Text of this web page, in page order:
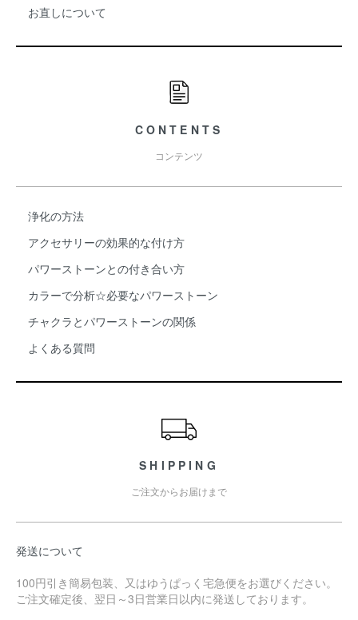
お直しについて
CONTENTS
コンテンツ
浄化の方法
アクセサリーの効果的な付け方
パワーストーンとの付き合い方
カラーで分析☆必要なパワーストーン
チャクラとパワーストーンの関係
よくある質問
SHIPPING
ご注文からお届けまで
発送について
100円引き簡易包装、又はゆうぱっく宅急便をお選びください。
ご注文確定後、翌日～3日営業日以内に発送しております。